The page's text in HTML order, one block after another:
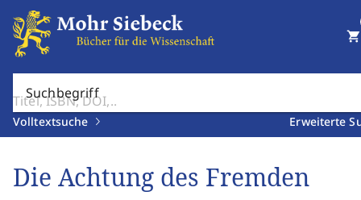
Suchbegriff
Volltextsuche Erweiterte
shopping_cart
Die Achtung des Fremden